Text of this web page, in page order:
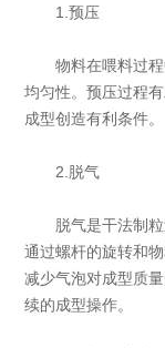
1.预压
物料在喂料过程
均匀性。预压过程
成型创造有利条件。
2.脱气
脱气是干法制粒
通过螺杆的旋转和
减少气泡对成型质
续的成型操作。